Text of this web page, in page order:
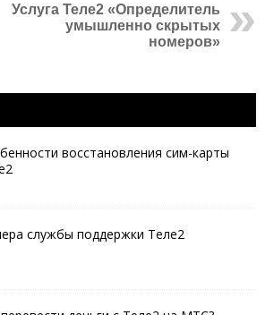
Услуга Теле2 «Определитель
умышленно скрытых
номеров»
восстановления сим-карты
службы поддержки Теле2